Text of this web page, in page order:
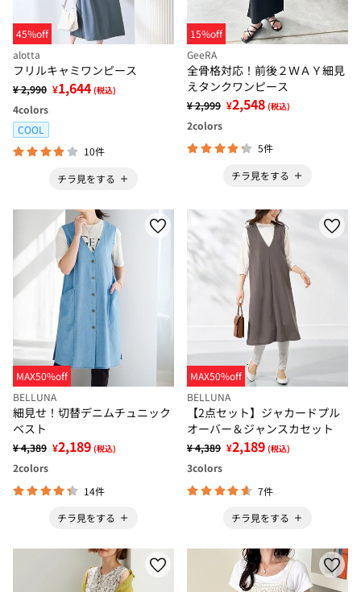
45%off
alotta
フリルキャミワンピース
¥ 2,990 ¥1,644 (税込)
4colors
COOL
10件
チラ見をする
15%off
GeeRA
全骨格対応！前後２ＷＡＹ細見
えタンクワンピース
¥ 2,999 ¥2,548 (税込)
2colors
5件
チラ見をする
MAX50%off
BELLUNA
細見せ！切替デニムチュニック
ベスト
¥ 4,389 ¥2,189 (税込)
2colors
14件
チラ見をする
MAX50%off
BELLUNA
【2点セット】ジャカードプル
オーバー＆ジャンスカセット
¥ 4,389 ¥2,189 (税込)
3colors
7件
チラ見をする